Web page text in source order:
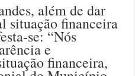
além de dar
situação financeira
se: “Nós
e
financeira,